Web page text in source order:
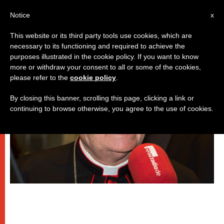
DICASTERI
x
Notice
This website or its third party tools use cookies, which are
necessary to its functioning and required to achieve the
purposes illustrated in the cookie policy. If you want to know
more or withdraw your consent to all or some of the cookies,
please refer to the cookie policy
By closing this banner, scrolling this page, clicking a link or
continuing to browse otherwise, you agree to the use of cookies.